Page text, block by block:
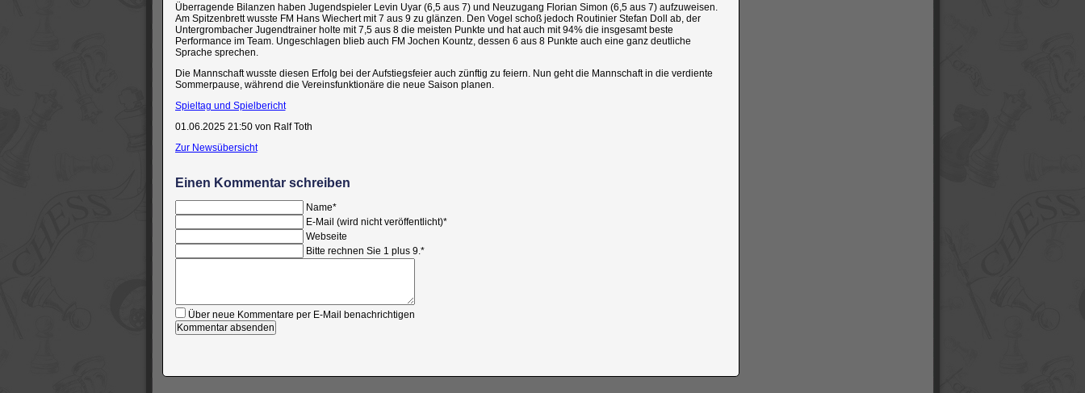
Überragende Bilanzen haben Jugendspieler Levin Uyar (6,5 aus 7) und Neuzugang Florian Simon (6,5 aus 7) aufzuweisen.
Am Spitzenbrett wusste FM Hans Wiechert mit 7 aus 9 zu glänzen. Den Vogel schoß jedoch Routinier Stefan Doll ab, der
Untergrombacher Jugendtrainer holte mit 7,5 aus 8 die meisten Punkte und hat auch mit 94% die insgesamt beste
Performance im Team. Ungeschlagen blieb auch FM Jochen Kountz, dessen 6 aus 8 Punkte auch eine ganz deutliche
Sprache sprechen.
Die Mannschaft wusste diesen Erfolg bei der Aufstiegsfeier auch zünftig zu feiern. Nun geht die Mannschaft in die verdiente
Sommerpause, während die Vereinsfunktionäre die neue Saison planen.
Spieltag und Spielbericht
01.06.2025 21:50von Ralf Toth
Zur Newsübersicht
Einen Kommentar schreiben
Pflichtfeld
Name*
Pflichtfeld
E-Mail (wird nicht veröffentlicht)*
Webseite
Bitte rechnen Sie 1 plus 9. *
Kommentar
Über neue Kommentare per E-Mail benachrichtigen